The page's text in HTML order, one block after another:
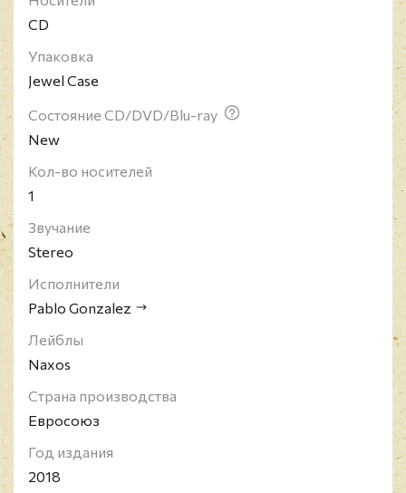
CD
Упаковка
Jewel Case
Состояние CD/DVD/Blu-ray
New
Кол-во носителей
1
Звучание
Stereo
Исполнители
Pablo Gonzalez
Лейблы
Naxos
Страна производства
Евросоюз
Год издания
2018